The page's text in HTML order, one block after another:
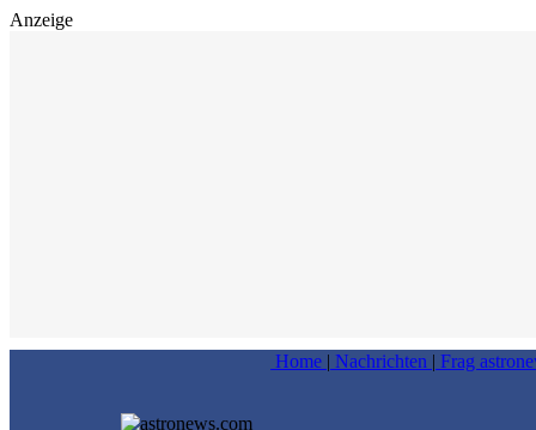
Anzeige
Home | Nachrichten | Frag